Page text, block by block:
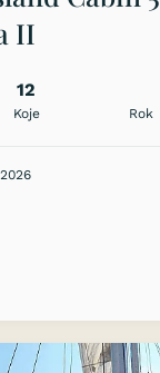
II
12
Koje Rok